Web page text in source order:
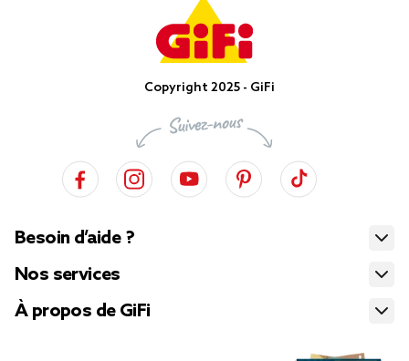
Copyright 2025 - GiFi
Besoin d’aide ?
Nos services
À propos de GiFi